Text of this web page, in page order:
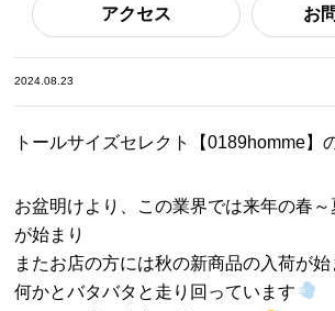
アクセス お
2024.08.23
トールサイズセレクト【0189homme】
お盆明けより、この業界では来年の春
が始まり
またお店の方には秋の新商品の入荷が
何かとバタバタと走り回っています